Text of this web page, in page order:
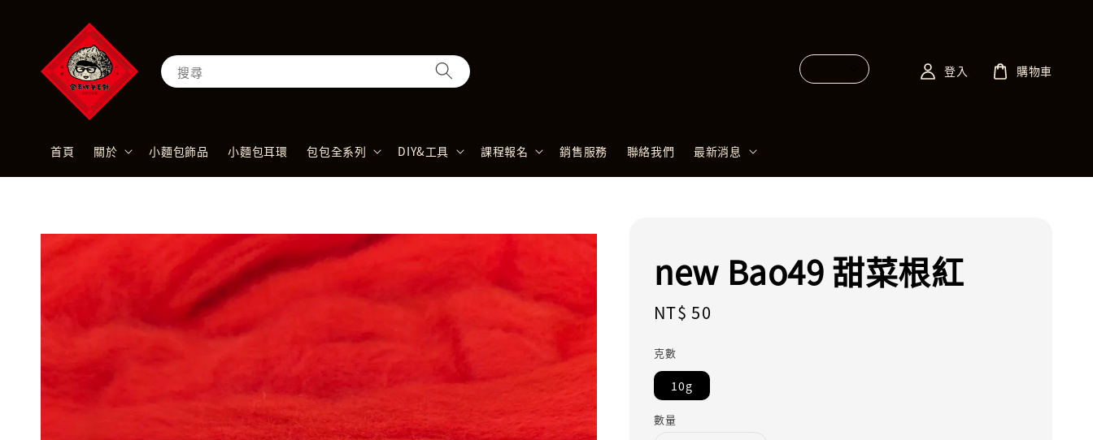
搜尋
首頁 關於 小麵包飾品 小麵包耳環 包包全系列 DIY&工具 課程報名 銷售服務 聯絡我們 最新消息
登入 購物車
new Bao49 甜菜根紅
Regular
NT$ 50
克數
10g
數量